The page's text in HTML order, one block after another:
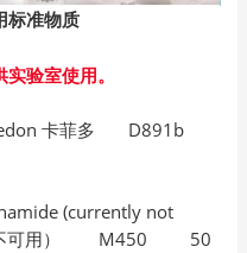
标准物质
验室使用。
卡菲多 D891b
(currently not
不可用） M450 50